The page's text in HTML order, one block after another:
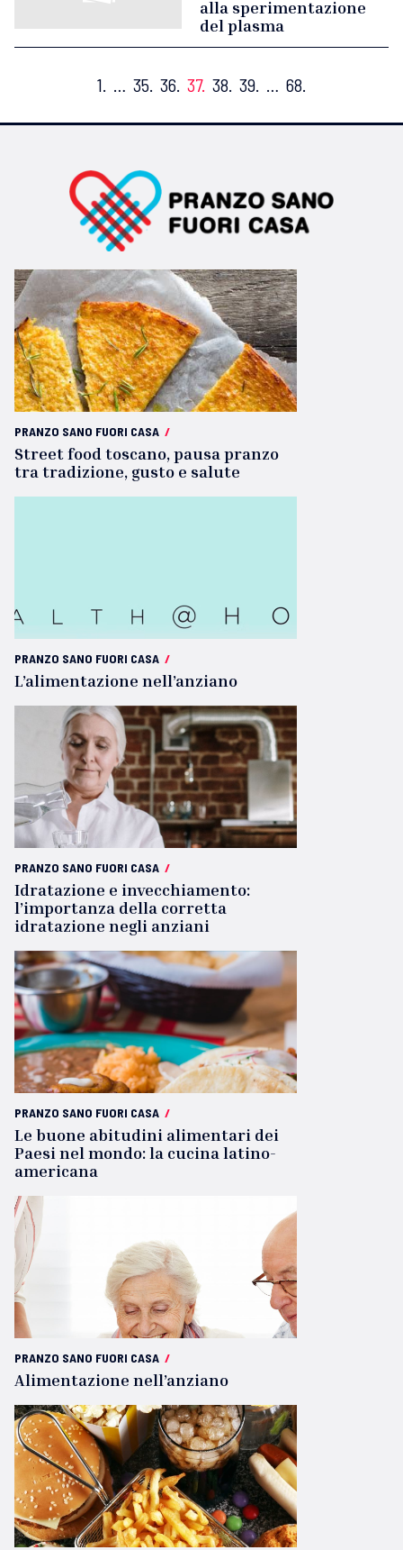
alla sperimentazione
del plasma
1. … 35. 36. 37. 38. 39. … 68.
PRANZO SANO FUORI CASA /
Street food toscano, pausa pranzo
tra tradizione, gusto e salute
PRANZO SANO FUORI CASA /
L’alimentazione nell’anziano
PRANZO SANO FUORI CASA /
Idratazione e invecchiamento:
l’importanza della corretta
idratazione negli anziani
PRANZO SANO FUORI CASA /
Le buone abitudini alimentari dei
Paesi nel mondo: la cucina latino-
americana
PRANZO SANO FUORI CASA /
Alimentazione nell’anziano